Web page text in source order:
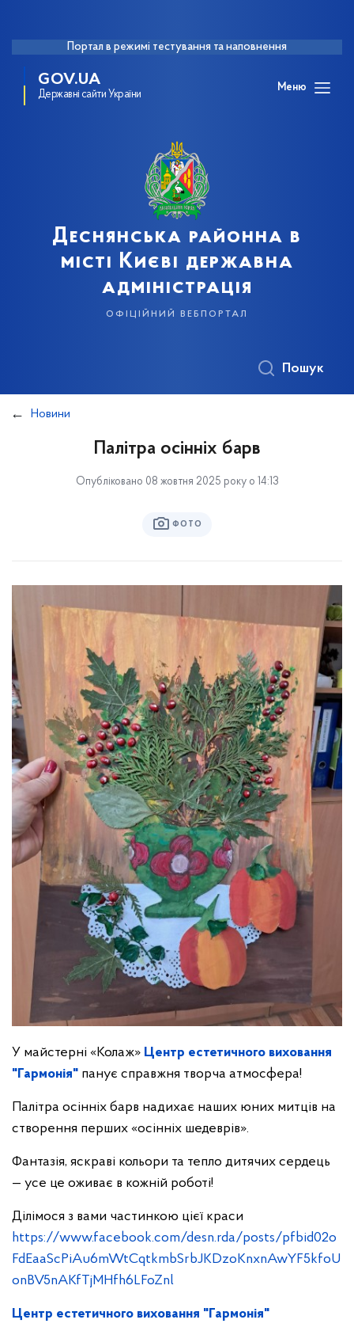
Портал в режимі тестування та наповнення
GOV.UA
Державні сайти України
Меню
Деснянська районна в
місті Києві державна
адміністрація
офіційний вебпортал
Пошук
Новини
Палітра осінніх барв
Опубліковано 08 жовтня 2025 року о 14:13
ФОТО
У майстерні «Колаж» Центр естетичного виховання
"Гармонія" панує справжня творча атмосфера!
Палітра осінніх барв надихає наших юних митців на
створення перших «осінніх шедеврів».
Фантазія, яскраві кольори та тепло дитячих сердець
— усе це оживає в кожній роботі!
Ділімося з вами частинкою цієї краси
https://www.facebook.com/desn.rda/posts/pfbid02o
FdEaaScPiAu6mWtCqtkmbSrbJKDzoKnxnAwYF5kfoU
onBV5nAKfTjMHfh6LFoZnl
Центр естетичного виховання "Гармонія"